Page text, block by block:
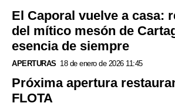
El Caporal vuelve a casa:
del mítico mesón de
esencia de siempre
APERTURAS 18 de enero de 2026 11:45
Próxima apertura
FLOTA